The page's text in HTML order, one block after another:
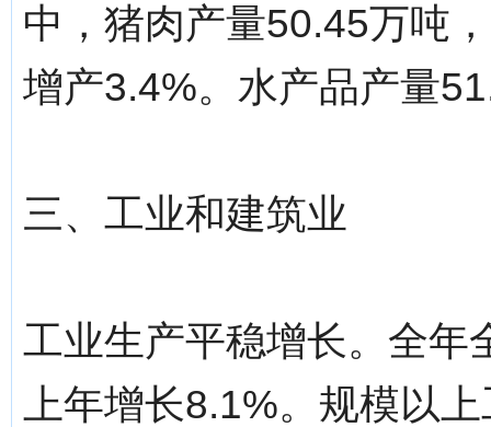
中，猪肉产量50.45万吨
增产3.4%。水产品产量
三、工业和建筑业
工业生产平稳增长。全年
上年增长8.1%。规模以